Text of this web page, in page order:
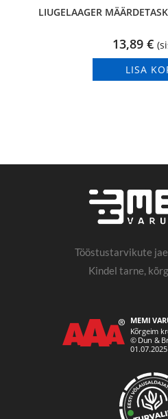
LIUGELAAGER
13,89 €
LISA
Tööstustarvikute
Kindel tarne,